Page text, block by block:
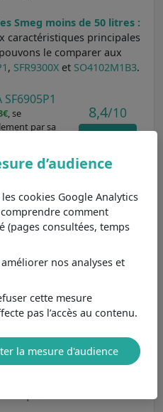
Smeg moins de 50 litres :
caractéristiques principales
le comparer aux
, SFR9300Xet SO4102M1B3.
, se
par sa
8,4/10
, se différencie
classe
type de
7,7/10
Voir
de four
et son
d’audience
cookies Google Analytics
comment
(pages consultées, temps
nos analyses et
cette mesure
pas l’accès au contenu.
la mesure d'audience